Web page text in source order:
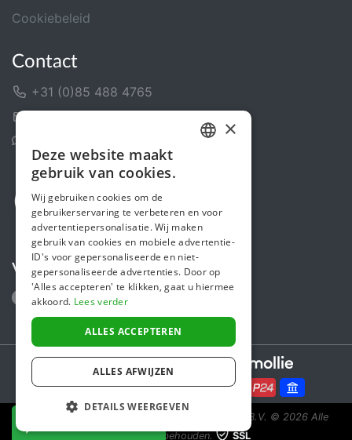
Cookiebeleid
Contact
+31 (0)85 488 4765
Volg ons
Secure payments powered by
Steunactie is een initiatief van Sponsor Europe B.V. © 2026 Alle
rechten voorbehouden.
SSL
ENGLISH
×
Deze website maakt
gebruik van cookies.
Wij gebruiken cookies om de
gebruikerservaring te verbeteren en voor
advertentiepersonalisatie. Wij maken
gebruik van cookies en mobiele advertentie-
ID's voor gepersonaliseerde en niet-
gepersonaliseerde advertenties. Door op
'Alles accepteren' te klikken, gaat u hiermee
akkoord. Lees verder
ALLES ACCEPTEREN
ALLES AFWIJZEN
DETAILS WEERGEVEN